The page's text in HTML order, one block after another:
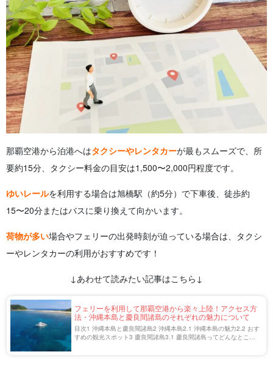
那覇空港から泊港へはタクシーやレンタカーが最もスムーズで、所
要約15分、タクシー料金の目安は1,500〜2,000円程度です。
ゆいレールを利用する場合は旭橋駅（約5分）で下車後、徒歩約
15〜20分またはバスに乗り換えて向かいます。
荷物が多い場合やフェリーの出発時刻が迫っている場合は、タクシ
ーやレンタカーの利用がおすすめです！
↓あわせて読みたい記事はこちら↓
フェリーを利用して那覇空港から楽々上陸！アクセス方
法・沖縄本島と慶良間諸島のそれぞれの魅力について
目次1 沖縄本島と慶良間諸島2 沖縄本島2.1 沖縄本島の魅力2.2 おす
すめの観光スポット3 慶良間諸島3.1 慶良間諸島ってどんなところ